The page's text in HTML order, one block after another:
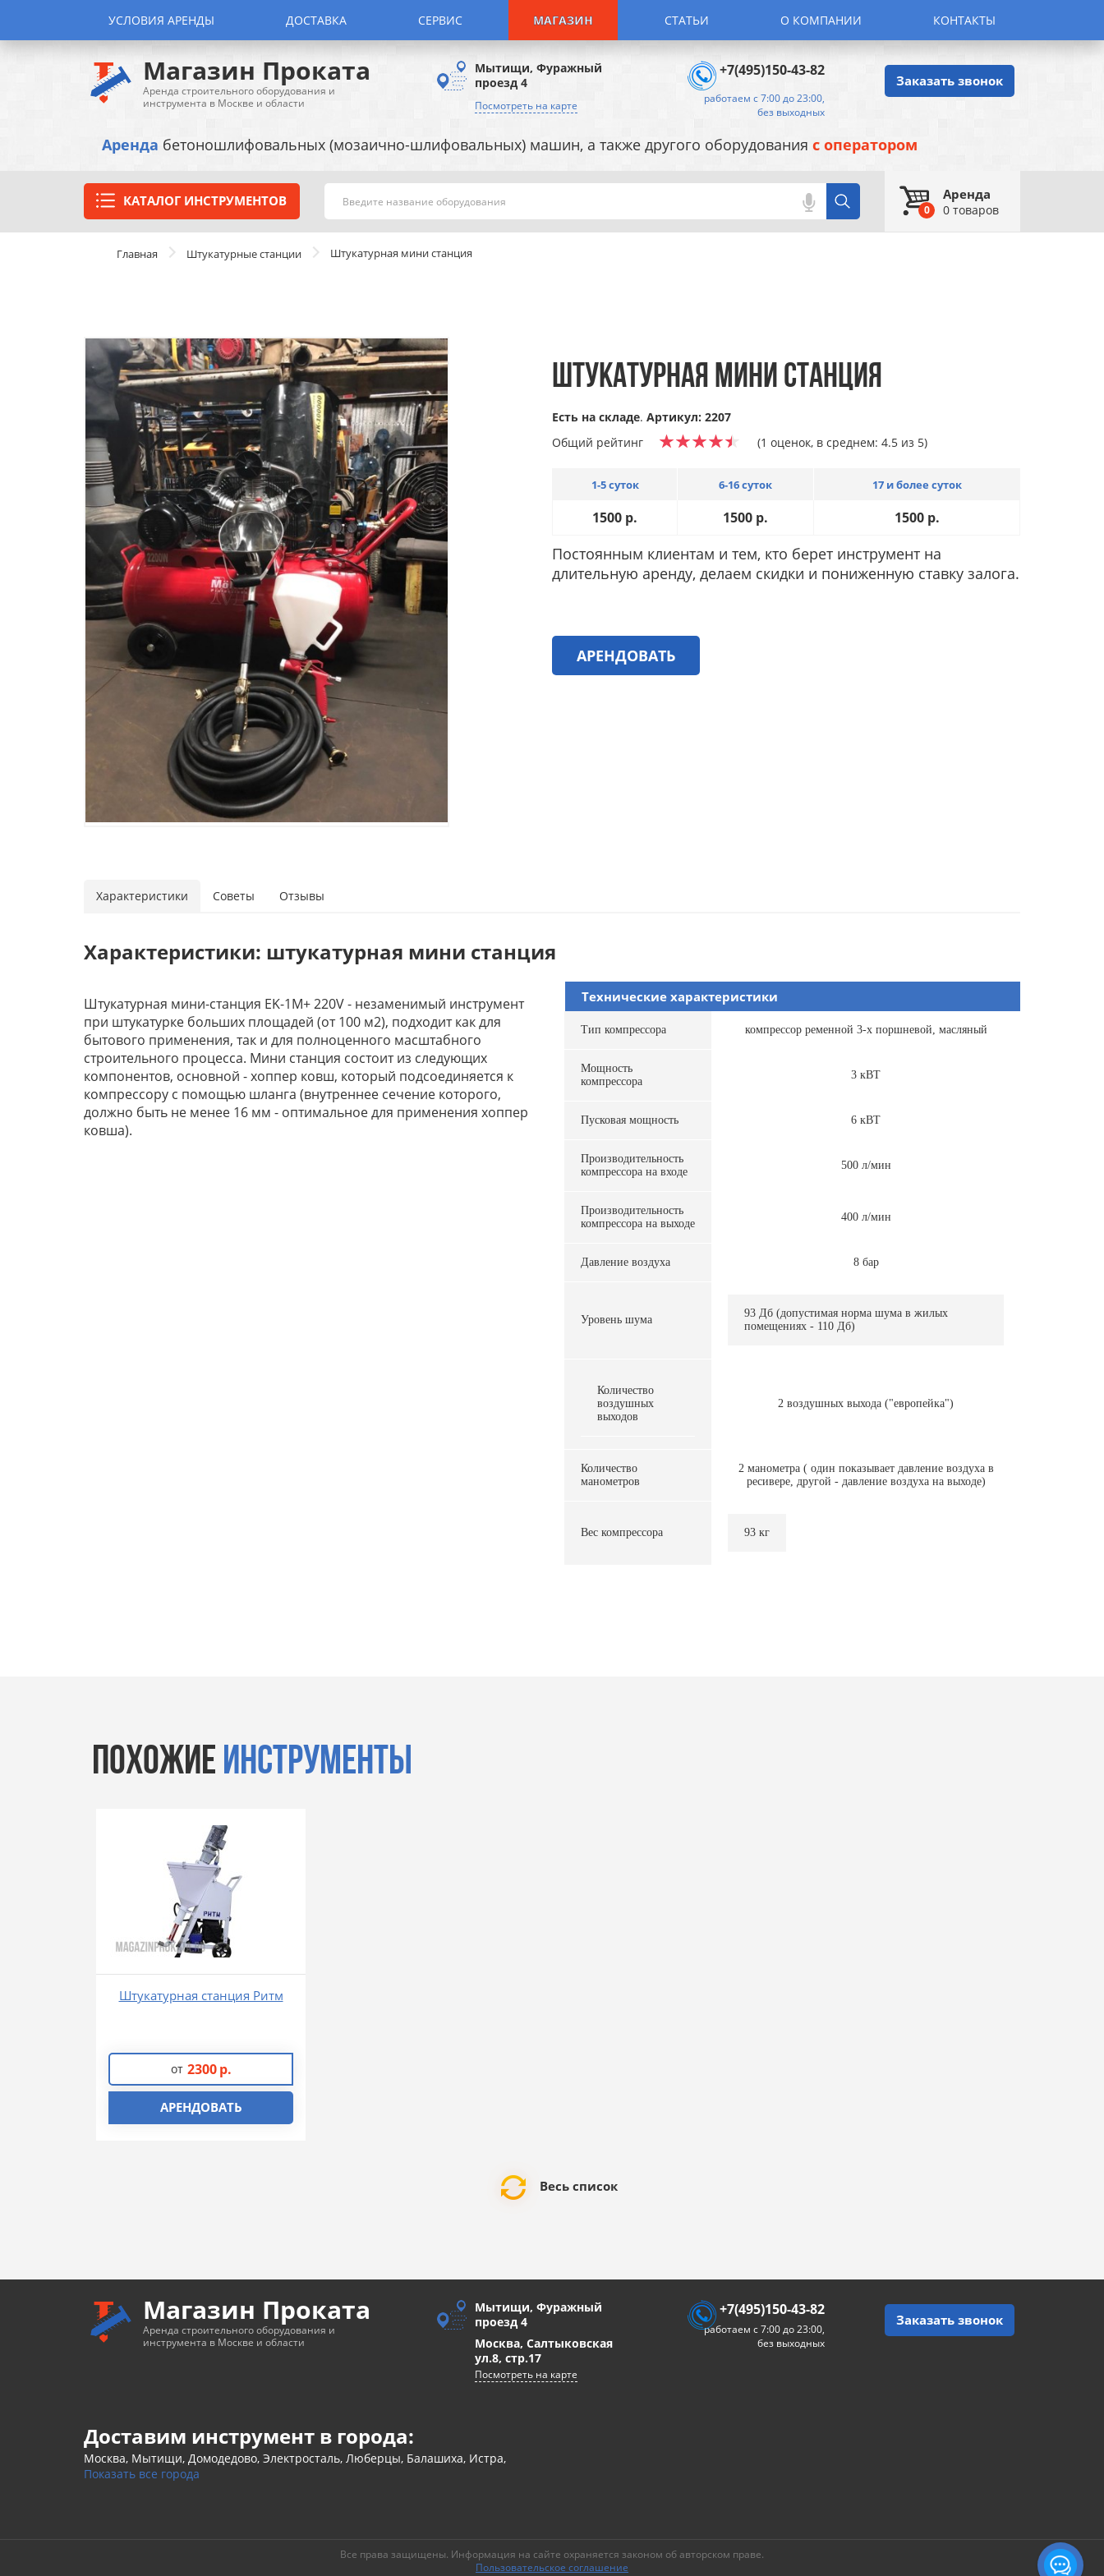
УСЛОВИЯ АРЕНДЫ ДОСТАВКА СЕРВИС МАГАЗИН СТАТЬИ О КОМПАНИИ КОНТАКТЫ
Магазин Проката
Аренда строительного оборудования и
инструмента в Москве и области
Мытищи, Фуражный
проезд 4
Посмотреть на карте
+7(495)150-43-82
работаем с 7:00 до 23:00,
без выходных
Заказать звонок
Аренда бетоношлифовальных (мозаично-шлифовальных) машин, а также другого оборудования с оператором
КАТАЛОГ ИНСТРУМЕНТОВ Поиск
0
Аренда
0товаров
Главная Штукатурные станции Штукатурная мини станция
ШТУКАТУРНАЯ МИНИ СТАНЦИЯ
Есть на складе. Артикул: 2207
Общий рейтинг
(1 оценок, в среднем: 4.5 из 5)
1-5 суток 6-16 суток 17 и более суток
1500 р. 1500 р. 1500 р.
Постоянным клиентам и тем, кто берет инструмент на
длительную аренду, делаем скидки и пониженную ставку залога.
АРЕНДОВАТЬ
Характеристики Советы Отзывы
Характеристики: штукатурная мини станция
Штукатурная мини-станция EK-1M+ 220V - незаменимый инструмент
при штукатурке больших площадей (от 100 м2), подходит как для
бытового применения, так и для полноценного масштабного
строительного процесса. Мини станция состоит из следующих
компонентов, основной - хоппер ковш, который подсоединяется к
компрессору с помощью шланга (внутреннее сечение которого,
должно быть не менее 16 мм - оптимальное для применения хоппер
ковша).
Технические характеристики
Тип компрессора компрессор ременной 3-х поршневой, масляный
Мощность
компрессора
3 кВТ
Пусковая мощность 6 кВТ
Производительность
компрессора на входе
500 л/мин
Производительность
компрессора на выходе
400 л/мин
Давление воздуха 8 бар
Уровень шума
93 Дб (допустимая норма шума в жилых
помещениях - 110 Дб)
Количество
воздушных
выходов
2 воздушных выхода ("европейка")
Количество
манометров
2 манометра ( один показывает давление воздуха в
ресивере, другой - давление воздуха на выходе)
Вес компрессора 93 кг
ПОХОЖИЕ ИНСТРУМЕНТЫ
Штукатурная станция Ритм
от 2300 р.
АРЕНДОВАТЬ
Весь список
Магазин Проката
Аренда строительного оборудования и
инструмента в Москве и области
Мытищи, Фуражный
проезд 4
Москва, Салтыковская
ул.8, стр.17
Посмотреть на карте
+7(495)150-43-82
работаем с 7:00 до 23:00,
без выходных
Заказать звонок
Доставим инструмент в города:
Москва, Мытищи, Домодедово, Электросталь, Люберцы, Балашиха, Истра,
Показать все города
Все права защищены. Информация на сайте охраняется законом об авторском праве.
Пользовательское соглашение